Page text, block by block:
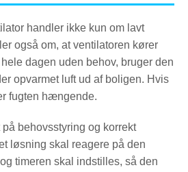
handler ikke kun om lavt
også om, at ventilatoren kører
dagen uden behov, bruger den
opvarmet luft ud af boligen. Hvis
fugten hængende.
behovsstyring og korrekt
løsning skal reagere på den
timeren skal indstilles, så den